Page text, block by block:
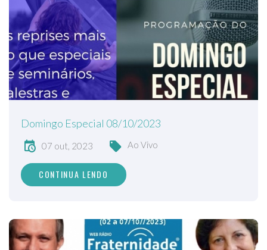
Domingo Especial 08/10/2023
07 out, 2023 Ao Vivo
CONTINUA LENDO